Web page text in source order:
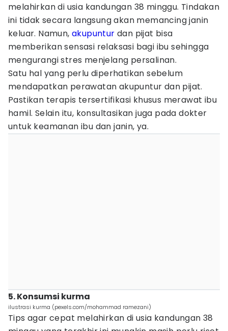
melahirkan di usia kandungan 38 minggu. Tindakan
ini tidak secara langsung akan memancing janin
keluar. Namun,akupuntur dan pijat bisa
memberikan sensasi relaksasi bagi ibu sehingga
mengurangi stres menjelang persalinan.
Satu hal yang perlu diperhatikan sebelum
mendapatkan perawatan akupuntur dan pijat.
Pastikan terapis tersertifikasi khusus merawat ibu
hamil. Selain itu, konsultasikan juga pada dokter
untuk keamanan ibu dan janin, ya.
5. Konsumsi kurma
ilustrasi kurma (pexels.com/mohammad ramezani)
Tips agar cepat melahirkan di usia kandungan 38